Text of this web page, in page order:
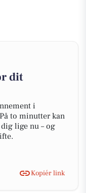
dit
i
to minutter kan
lige nu – og
Kopiér link